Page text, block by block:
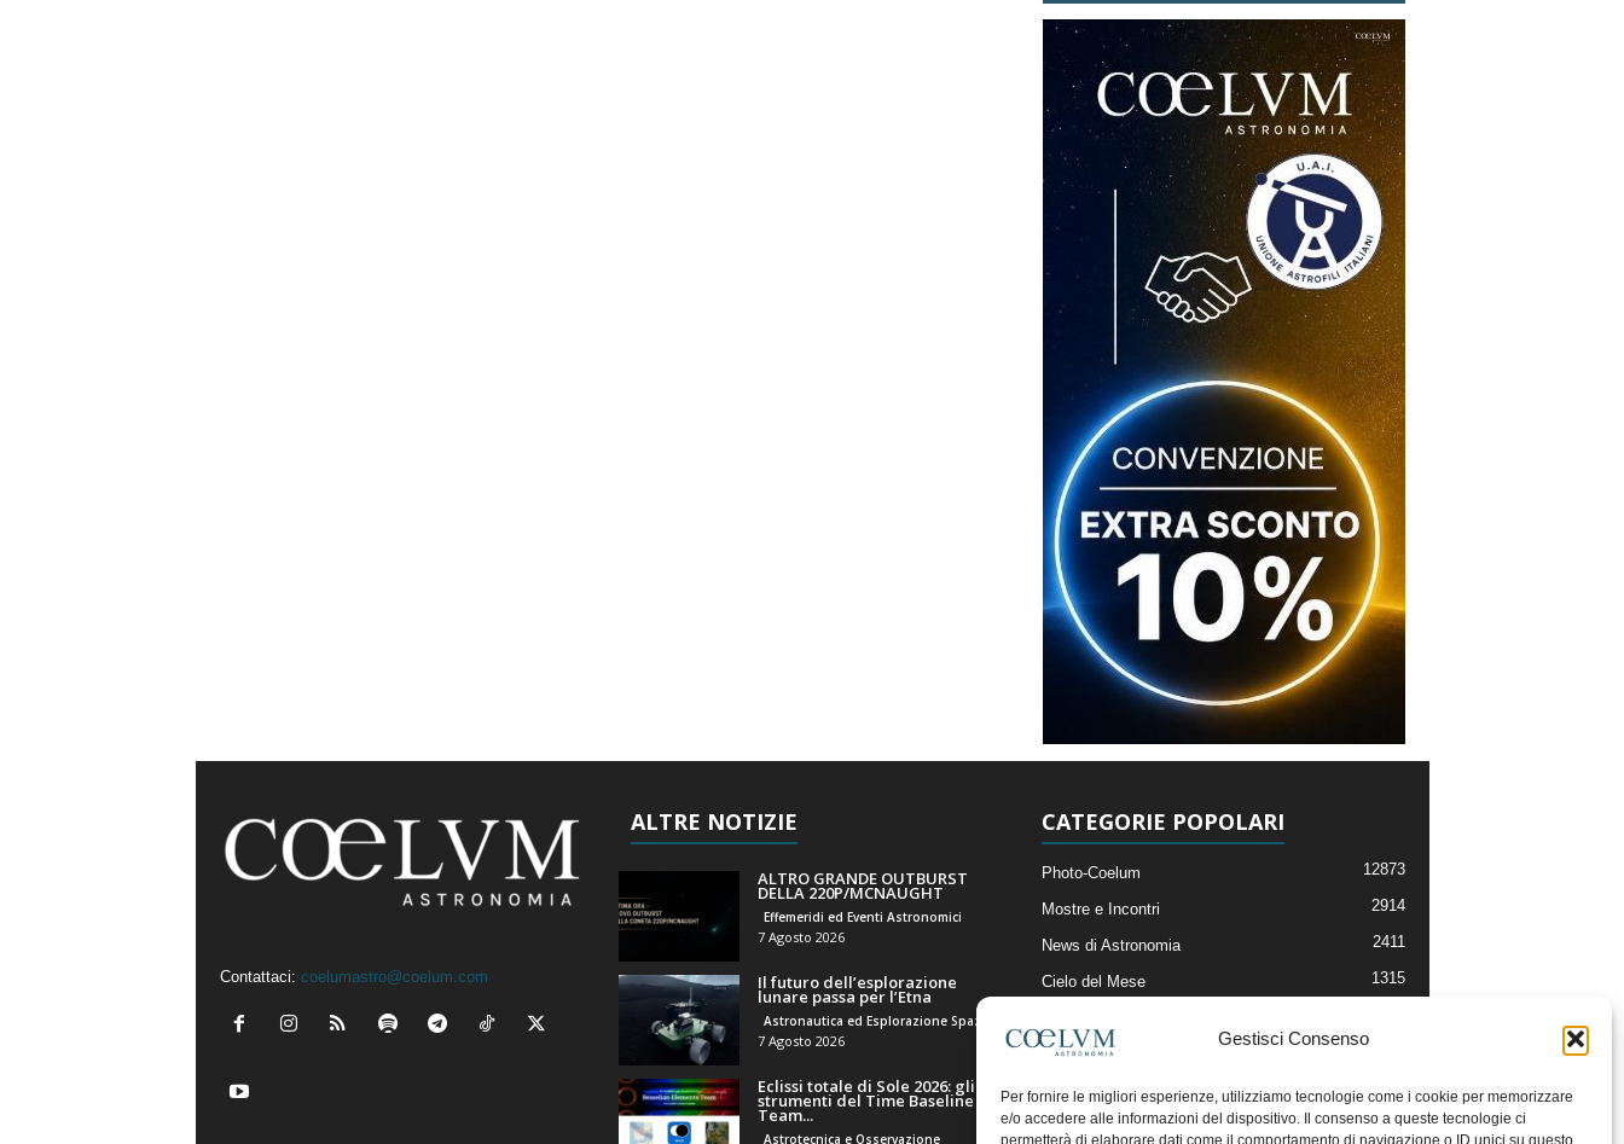
Gestisci Consenso
Per fornire le migliori esperienze, utilizziamo tecnologie come i cookie per memorizzare
e/o accedere alle informazioni del dispositivo. Il consenso a queste tecnologie ci
permetterà di elaborare dati come il comportamento di navigazione o ID unici su questo
Contattaci: coelumastro@coelum.com
ALTRE NOTIZIE
ALTRO GRANDE OUTBURST
DELLA 220P/MCNAUGHT
Effemeridi ed Eventi Astronomici
7 Agosto 2026
Il futuro dell’esplorazione
lunare passa per l’Etna
7 Agosto 2026
Eclissi totale di Sole 2026: gli
strumenti del Time Baseline
Team...
Astrotecnica e Osservazione
CATEGORIE POPOLARI
Photo-Coelum 12873
Mostre e Incontri 2914
News di Astronomia 2411
Cielo del Mese 1315
Articoli e Risorse On-Line
Il Blog della Redazione